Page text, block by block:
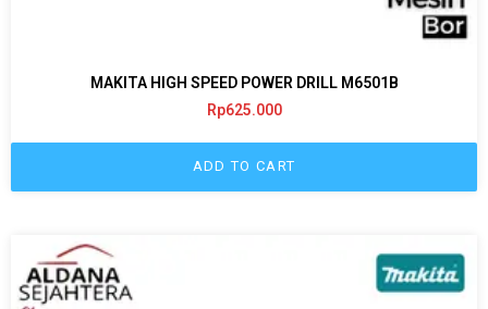
MAKITA HIGH SPEED POWER DRILL M6501B
Rp625.000
ADD TO CART